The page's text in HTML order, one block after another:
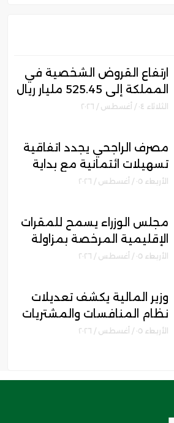
ارتفاع القروض الشخصية في
المملكة إلى 525.45 مليار ريال
.. ونمو قروض بطاقات
الثلاثاء ٠٤ / أغسطس / ٢٠٢٦
مصرف الراجحي يجدد اتفاقية
تسهيلات ائتمانية مع بداية
الأربعاء ٠٥ / أغسطس / ٢٠٢٦
مجلس الوزراء يسمح للمقرات
الإقليمية المرخصة بمزاولة
الأنشطة المالية عابرة الحدود
الأربعاء ٠٥ / أغسطس / ٢٠٢٦
وزير المالية يكشف تعديلات
نظام المنافسات والمشتريات
الحكومية الجديد
الأربعاء ٠٥ / أغسطس / ٢٠٢٦